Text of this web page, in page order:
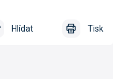
Tisk
Hlídat